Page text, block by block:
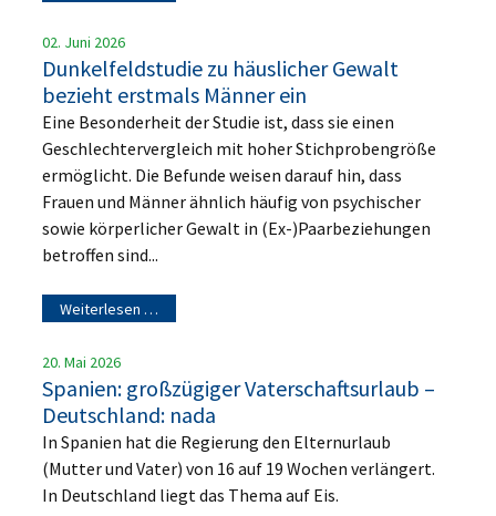
02. Juni 2026
Dunkelfeldstudie zu häuslicher Gewalt
bezieht erstmals Männer ein
Eine Besonderheit der Studie ist, dass sie einen
Geschlechtervergleich mit hoher Stichprobengröße
ermöglicht. Die Befunde weisen darauf hin, dass
Frauen und Männer ähnlich häufig von psychischer
sowie körperlicher Gewalt in (Ex-)Paarbeziehungen
betroffen sind...
Weiterlesen …
20. Mai 2026
Spanien: großzügiger Vaterschaftsurlaub –
Deutschland: nada
In Spanien hat die Regierung den Elternurlaub
(Mutter und Vater) von 16 auf 19 Wochen verlängert.
In Deutschland liegt das Thema auf Eis.